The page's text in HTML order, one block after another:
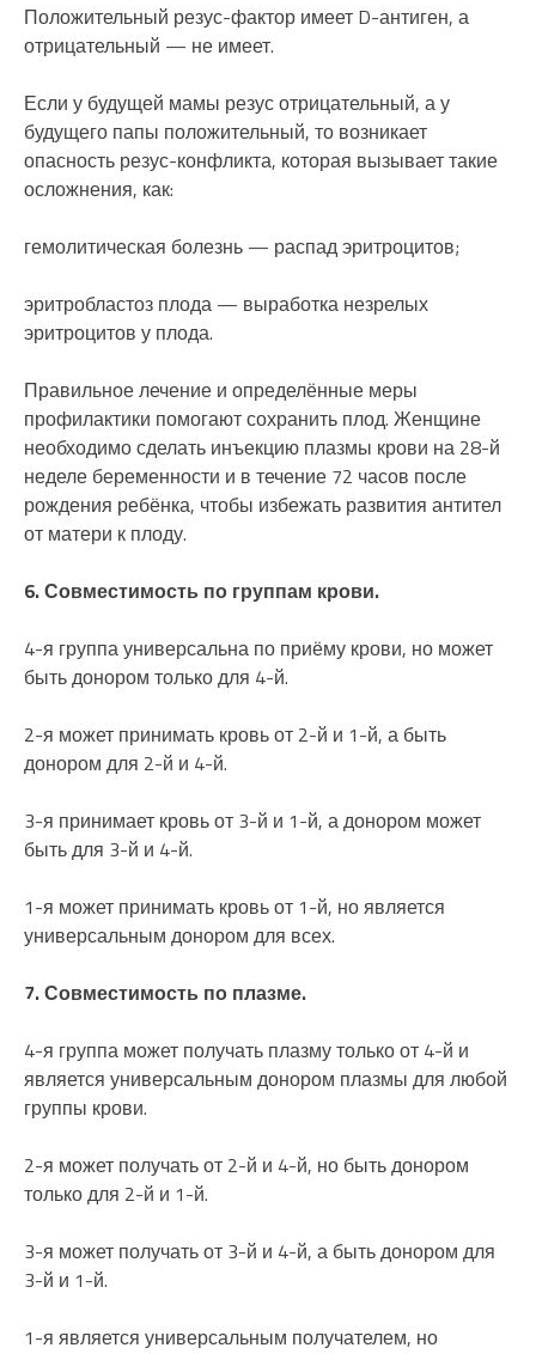
Положительный резус-фактор имеет D-антиген, а
отрицательный — не имеет.
Если у будущей мамы резус отрицательный, а у
будущего папы положительный, то возникает
опасность резус-конфликта, которая вызывает такие
осложнения, как:
гемолитическая болезнь — распад эритроцитов;
эритробластоз плода — выработка незрелых
эритроцитов у плода.
Правильное лечение и определённые меры
профилактики помогают сохранить плод. Женщине
необходимо сделать инъекцию плазмы крови на 28-й
неделе беременности и в течение 72 часов после
рождения ребёнка, чтобы избежать развития антител
от матери к плоду.
6. Совместимость по группам крови.
4-я группа универсальна по приёму крови, но может
быть донором только для 4-й.
2-я может принимать кровь от 2-й и 1-й, а быть
донором для 2-й и 4-й.
3-я принимает кровь от 3-й и 1-й, а донором может
быть для 3-й и 4-й.
1-я может принимать кровь от 1-й, но является
универсальным донором для всех.
7. Совместимость по плазме.
4-я группа может получать плазму только от 4-й и
является универсальным донором плазмы для любой
группы крови.
2-я может получать от 2-й и 4-й, но быть донором
только для 2-й и 1-й.
3-я может получать от 3-й и 4-й, а быть донором для
3-й и 1-й.
1-я является универсальным получателем, но